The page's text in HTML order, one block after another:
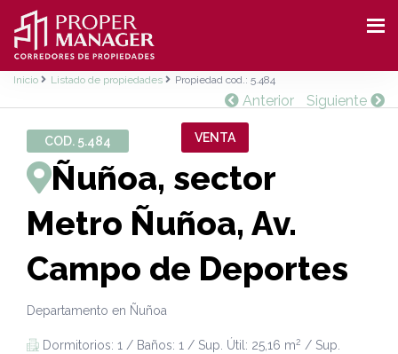
Inicio Listado de propiedades Propiedad cod.: 5.484
Anterior Siguiente
COD. 5.484 VENTA
Ñuñoa, sector
Metro Ñuñoa, Av.
Campo de Deportes
Departamento en Ñuñoa
Dormitorios: 1 / Baños: 1 / Sup. Útil: 25,16 m2 / Sup.